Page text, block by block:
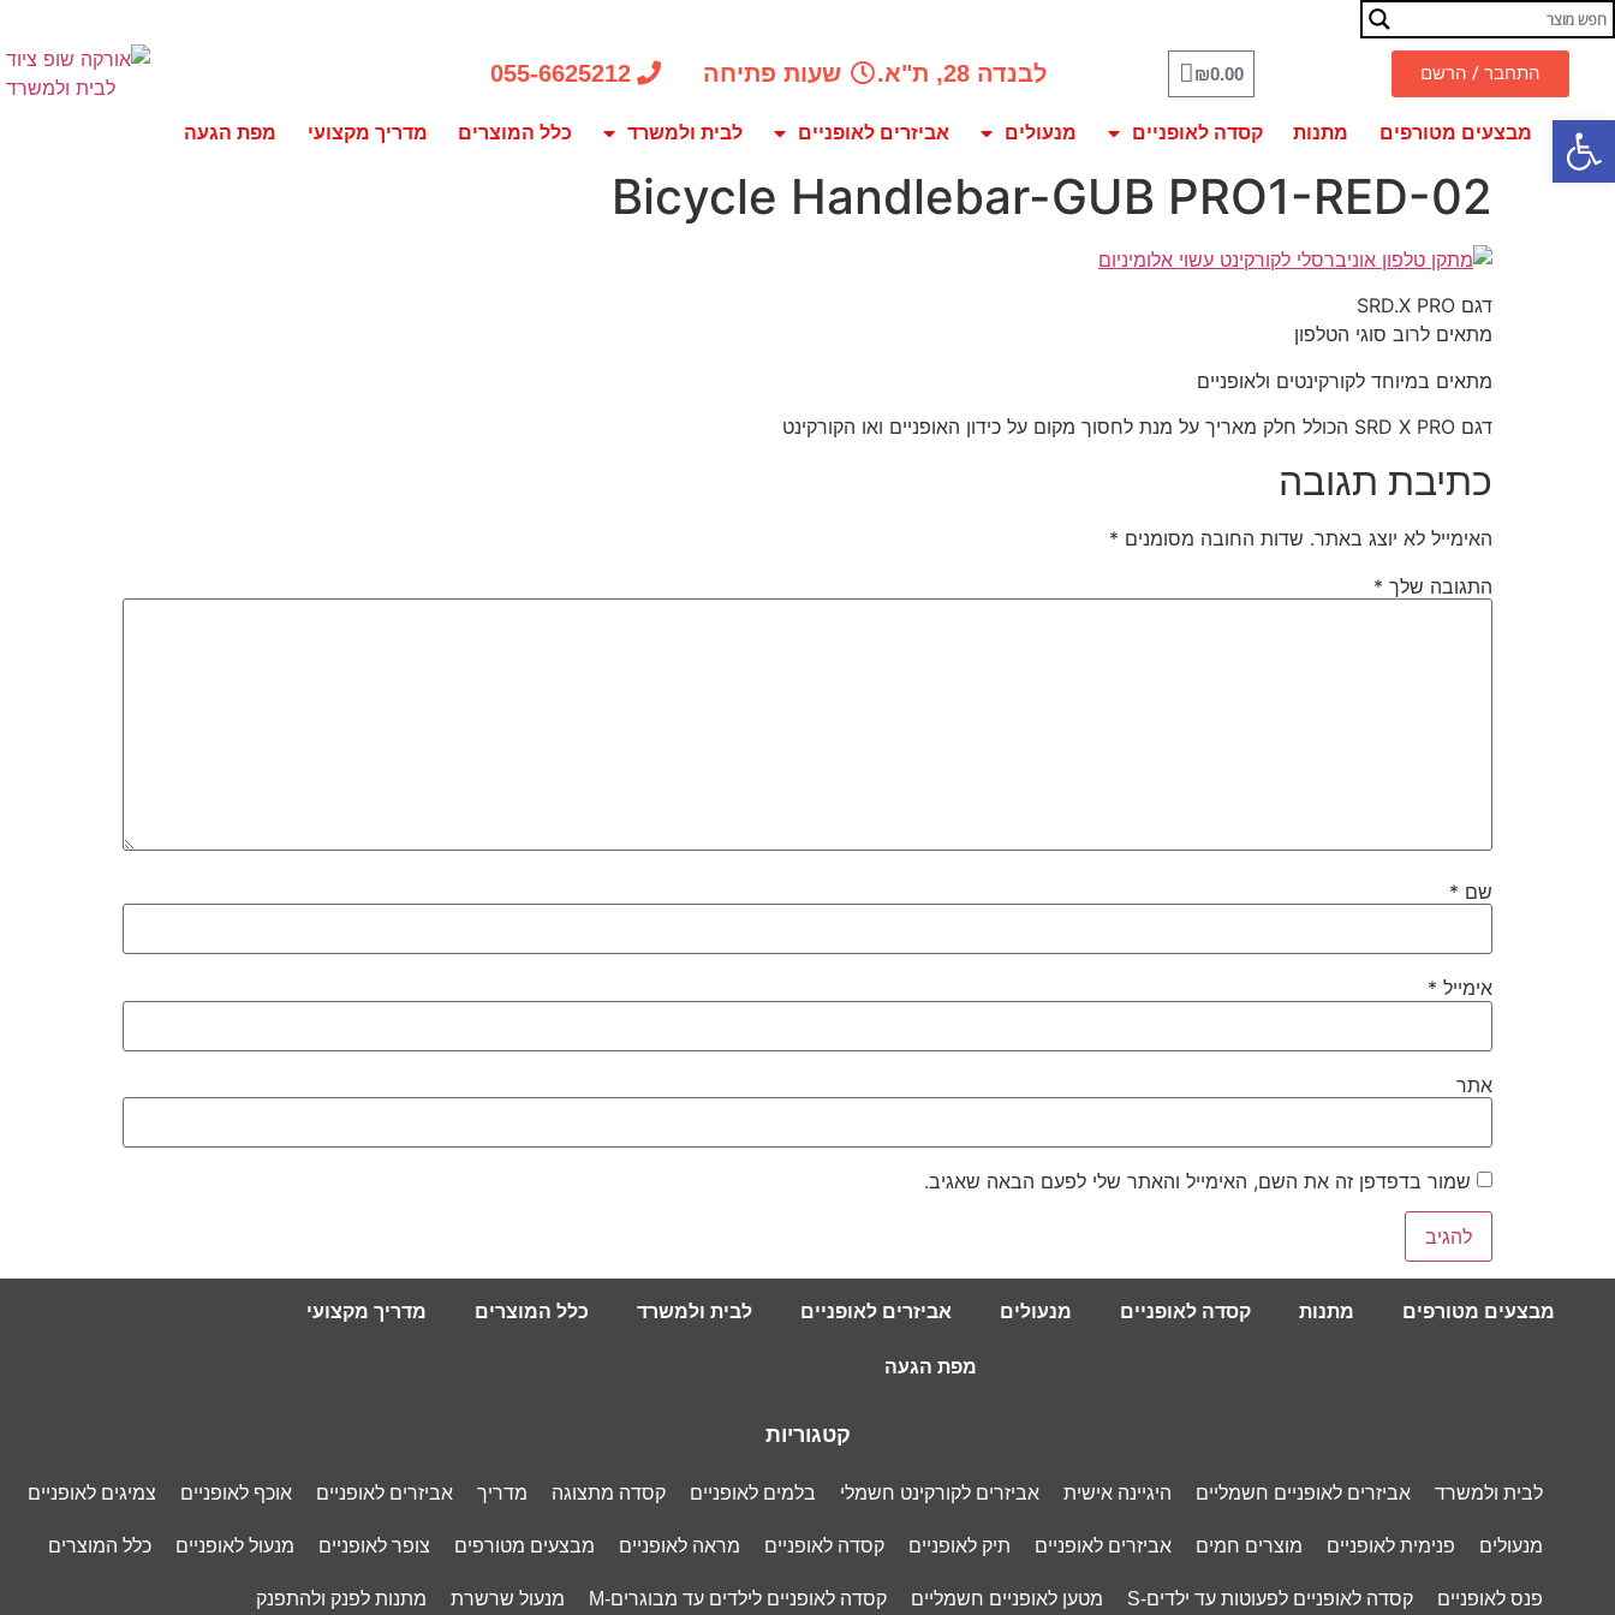
פתח סרגל נגישות
התחבר / הרשם ₪0.00 לבנדה 28, ת"א. שעות פתיחה 055-6625212
מבצעים מטורפים מתנות קסדה לאופניים מנעולים אביזרים לאופניים לבית ולמשרד כלל המוצרים מדריך מקצועי מפת הגעה
Bicycle Handlebar-GUB PRO1-RED-02
דגם SRD.X PRO
מתאים לרוב סוגי הטלפון
מתאים במיוחד לקורקינטים ולאופניים
דגם SRD X PRO הכולל חלק מאריך על מנת לחסוך מקום על כידון האופניים ואו הקורקינט
כתיבת תגובה
האימייל לא יוצג באתר. שדות החובה מסומנים *
התגובה שלך *
שם *
אימייל *
אתר
שמור בדפדפן זה את השם, האימייל והאתר שלי לפעם הבאה שאגיב.
מבצעים מטורפים מתנות קסדה לאופניים מנעולים אביזרים לאופניים לבית ולמשרד כלל המוצרים מדריך מקצועי
מפת הגעה
קטגוריות
לבית ולמשרד אביזרים לאופניים חשמליים היגיינה אישית אביזרים לקורקינט חשמלי בלמים לאופניים קסדה מתצוגה מדריך אביזרים לאופניים אוכף לאופניים צמיגים לאופניים
מנעולים פנימית לאופניים מוצרים חמים אביזרים לאופניים תיק לאופניים קסדה לאופניים מראה לאופניים מבצעים מטורפים צופר לאופניים מנעול לאופניים כלל המוצרים
פנס לאופניים קסדה לאופניים לפעוטות עד ילדים-S מטען לאופניים חשמליים קסדה לאופניים לילדים עד מבוגרים-M מנעול שרשרת מתנות לפנק ולהתפנק